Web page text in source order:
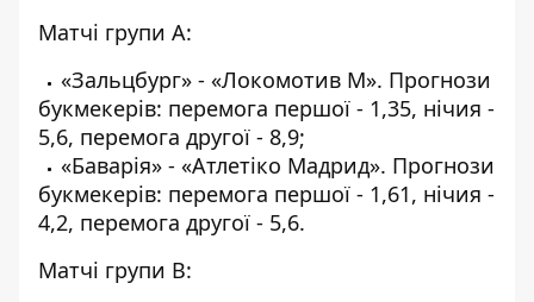
Матчі групи A:
«Зальцбург» - «Локомотив М». Прогнози
букмекерів: перемога першої - 1,35, нічия -
5,6, перемога другої - 8,9;
«Баварія» - «Атлетіко Мадрид». Прогнози
букмекерів: перемога першої - 1,61, нічия -
4,2, перемога другої - 5,6.
Матчі групи B: